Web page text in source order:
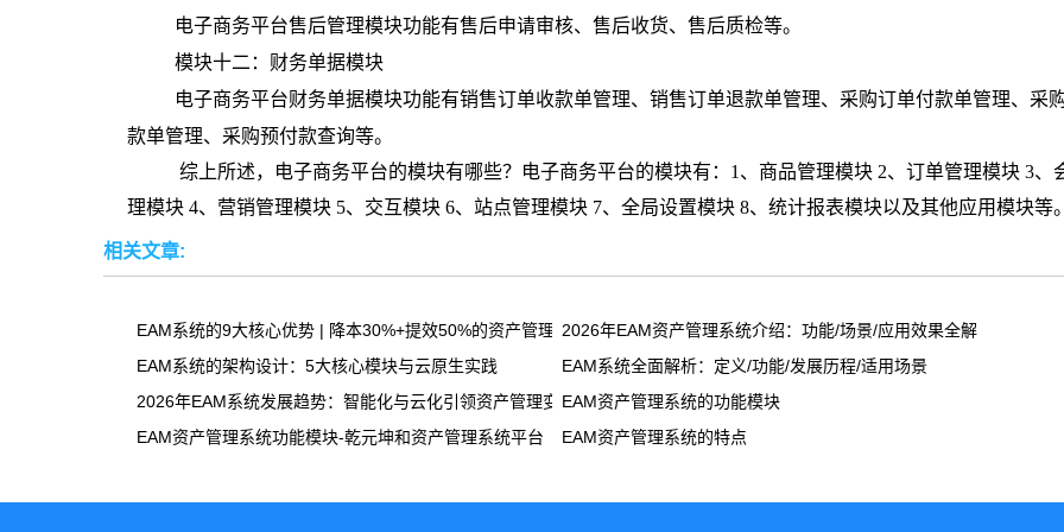
电子商务平台售后管理模块功能有售后申请审核、售后收货、售后质检等。
模块十二：财务单据模块
电子商务平台财务单据模块功能有销售订单收款单管理、销售订单退款单管理、采购订单付款单管理、采
款单管理、采购预付款查询等。
综上所述，电子商务平台的模块有哪些？电子商务平台的模块有：1、商品管理模块 2、订单管理模块 3、
理模块 4、营销管理模块 5、交互模块 6、站点管理模块 7、全局设置模块 8、统计报表模块以及其他应用模块等。
相关文章:
EAM系统的9大核心优势 | 降本30%+提效50%的资产管理方案2026年EAM资产管理系统介绍：功能/场景/应用效果全解析
EAM系统的架构设计：5大核心模块与云原生实践
EAM系统全面解析：定义/功能/发展历程/适用场景
2026年EAM系统发展趋势：智能化与云化引领资产管理变革EAM资产管理系统的功能模块
EAM资产管理系统功能模块-乾元坤和资产管理系统平台
EAM资产管理系统的特点